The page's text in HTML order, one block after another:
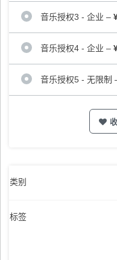
音乐授权3 - 企业 –
音乐授权4 - 企业 –
音乐授权5 - 无限制
类别
标签